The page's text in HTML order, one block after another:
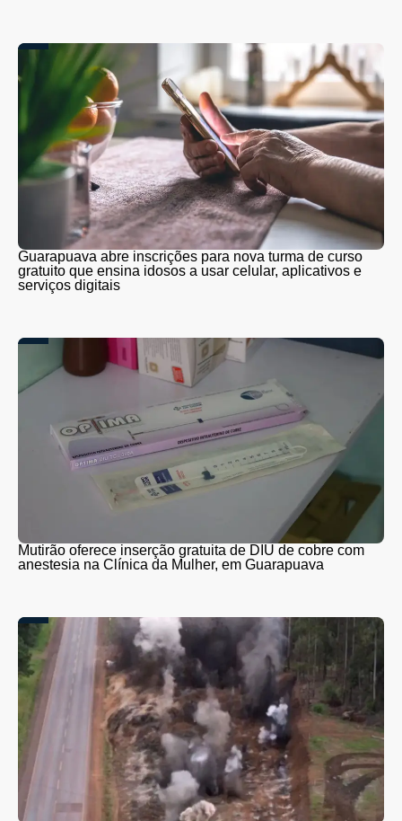
Guarapuava abre inscrições para nova turma de curso
gratuito que ensina idosos a usar celular, aplicativos e
serviços digitais
Mutirão oferece inserção gratuita de DIU de cobre com
anestesia na Clínica da Mulher, em Guarapuava